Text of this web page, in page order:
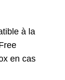
à la
en cas